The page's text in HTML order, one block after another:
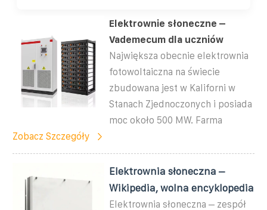
Elektrownie słoneczne –
Vademecum dla uczniów
Największa obecnie elektrownia
fotowoltaiczna na świecie
zbudowana jest w Kaliforni w
Stanach Zjednoczonych i posiada
moc około 500 MW. Farma
Zobacz Szczegóły
Elektrownia słoneczna –
Wikipedia, wolna encyklopedia
Elektrownia słoneczna – zespół